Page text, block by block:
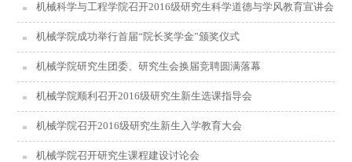
机械科学与工程学院召开2016级研究生科学道德与学风教育宣讲会
机械学院成功举行首届“院长奖学金”颁奖仪式
机械学院研究生团委、研究生会换届竞聘圆满落幕
机械学院顺利召开2016级研究生新生选课指导会
机械学院召开2016级研究生新生入学教育大会
机械学院召开研究生课程建设讨论会